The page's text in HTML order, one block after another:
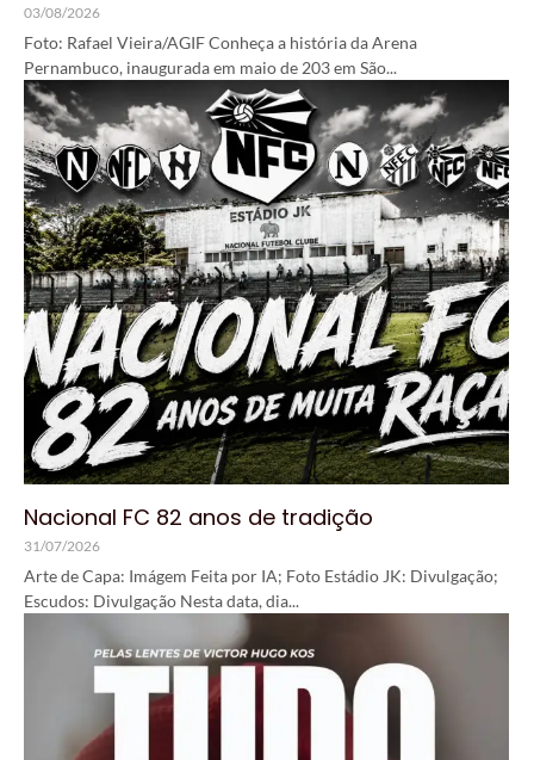
03/08/2026
Foto: Rafael Vieira/AGIF Conheça a história da Arena
Pernambuco, inaugurada em maio de 203 em São...
Nacional FC 82 anos de tradição
31/07/2026
Arte de Capa: Imágem Feita por IA; Foto Estádio JK: Divulgação;
Escudos: Divulgação Nesta data, dia...